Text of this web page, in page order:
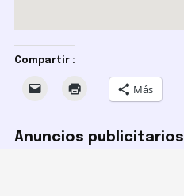
Compartir :
Más
Anuncios publicitarios